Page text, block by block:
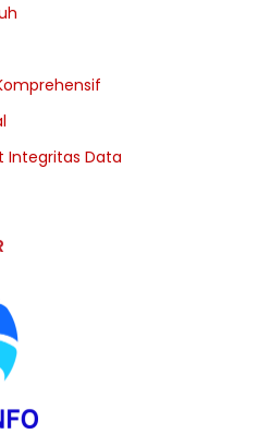
Integritas Data